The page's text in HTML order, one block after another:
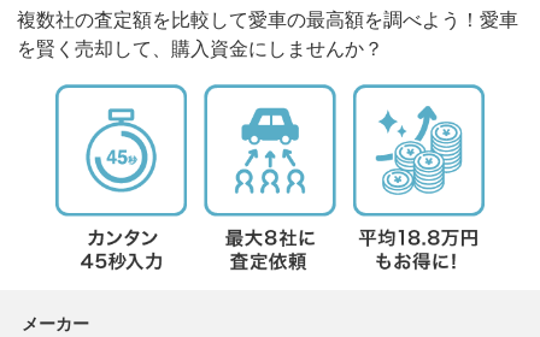
複数社の査定額を比較して愛車の最高額を調べよう！愛車
を賢く売却して、購入資金にしませんか？
メーカー